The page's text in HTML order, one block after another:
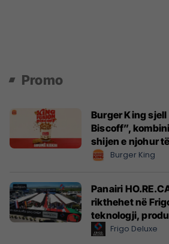
Promo
Burger King
Biscoff”,
shijen e njohur
Burger King
Panairi
rikthehet në
teknologji,
reja për hoteleri
Frigo Deluxe